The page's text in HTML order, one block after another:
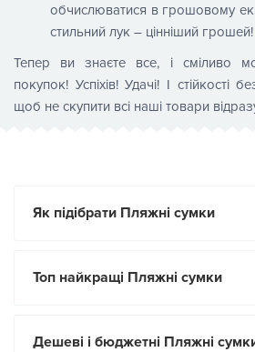
обчислюватися в грошовому
стильний лук – цінніший грошей!
Тепер ви знаєте все, і сміливо
покупок! Успіхів! Удачі! І стійкості
щоб не скупити всі наші товари
Як підібрати Пляжні сумки
Топ найкращі Пляжні сумки
Дешеві і бюджетні Пляжні